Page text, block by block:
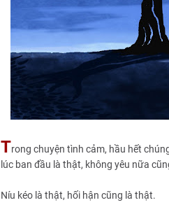
Trong chuyện tình cảm, hầu hết
lúc ban đầu là thật, không yêu nữa
Níu kéo là thật, hối hận cũng là thật.